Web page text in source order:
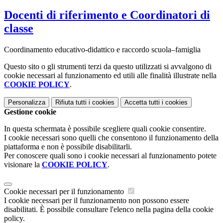
Docenti di riferimento e Coordinatori di
classe
Coordinamento educativo-didattico e raccordo scuola–famiglia
Questo sito o gli strumenti terzi da questo utilizzati si avvalgono di
cookie necessari al funzionamento ed utili alle finalità illustrate nella
COOKIE POLICY.
Personalizza Rifiuta tutti i cookies Accetta tutti i cookies
Gestione cookie
In questa schermata è possibile scegliere quali cookie consentire.
I cookie necessari sono quelli che consentono il funzionamento della
piattaforma e non è possibile disabilitarli.
Per conoscere quali sono i cookie necessari al funzionamento potete
visionare la COOKIE POLICY.
Cookie necessari per il funzionamento
I cookie necessari per il funzionamento non possono essere
disabilitati. È possibile consultare l'elenco nella pagina della cookie
policy.